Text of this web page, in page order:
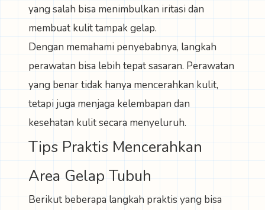
yang salah bisa menimbulkan iritasi dan
membuat kulit tampak gelap.
Dengan memahami penyebabnya, langkah
perawatan bisa lebih tepat sasaran. Perawatan
yang benar tidak hanya mencerahkan kulit,
tetapi juga menjaga kelembapan dan
kesehatan kulit secara menyeluruh.
Tips Praktis Mencerahkan
Area Gelap Tubuh
Berikut beberapa langkah praktis yang bisa